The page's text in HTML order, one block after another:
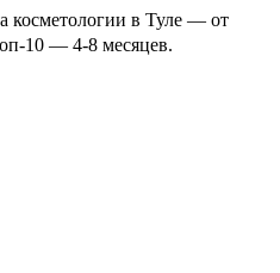
косметологии в Туле — от
10 — 4-8 месяцев.